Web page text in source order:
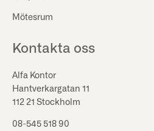
Mötesrum
Kontakta oss
Alfa Kontor
Hantverkargatan 11
112 21 Stockholm
08-545 518 90